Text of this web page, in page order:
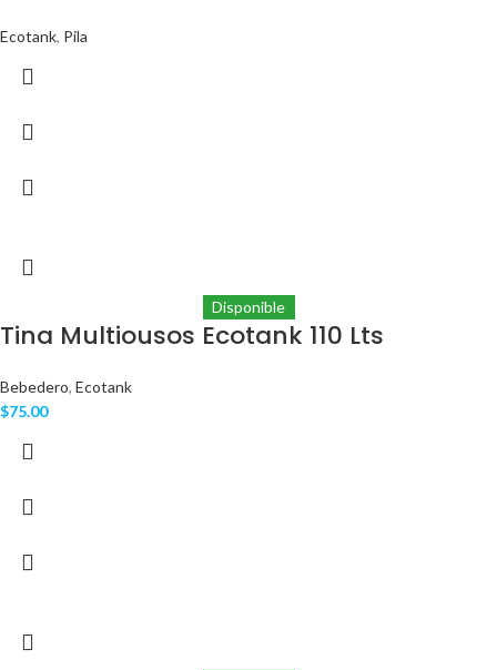
Ecotank, Pila
Disponible
Tina Multiousos Ecotank 110 Lts
Bebedero, Ecotank
$75.00